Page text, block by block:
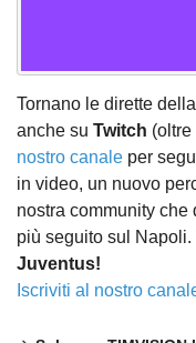
Tornano le dirette
anche su Twitch
nostro canale per
in video, un nuovo
nostra community
più seguito sul
Juventus!
Iscriviti al nostro